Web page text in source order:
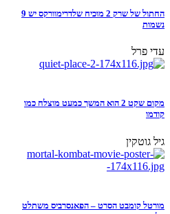
החתול של שרק 2 מוכיח שלדרימוורקס יש 9
נשמות
עדי פרל
מקום שקט 2 הוא המשך כמעט מוצלח כמו
קודמו
גיל גוטקין
מורטל קומבט הסרט – הפאנסרביס משתלט